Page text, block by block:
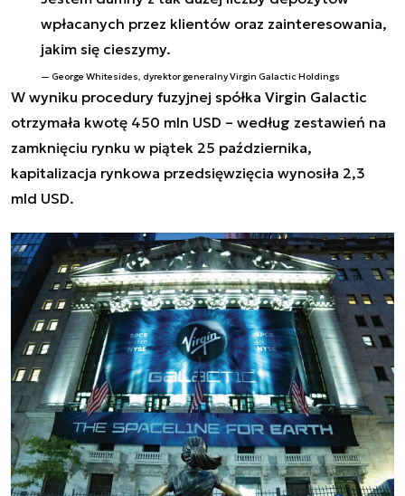
wpłacanych przez klientów oraz zainteresowania,
jakim się cieszymy.
George Whitesides, dyrektor generalny Virgin Galactic Holdings
W wyniku procedury fuzyjnej spółka Virgin Galactic
otrzymała kwotę 450 mln USD – według zestawień na
zamknięciu rynku w piątek 25 października,
kapitalizacja rynkowa przedsięwzięcia wynosiła 2,3
mld USD.